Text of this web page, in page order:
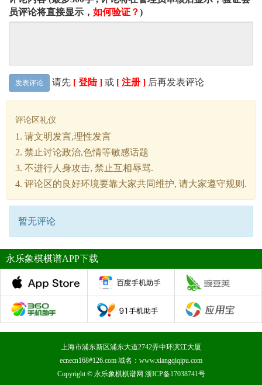
员评论将直接显示， 如何验证？)
发表评论 请先 [ 登陆 ] 或 [ 注册 ] 后再发表评论
评论区礼仪
1. 请文明发言,理性发言
2. 禁止讨论政治,色情等敏感话题
3. 不进行人身攻击, 禁止互相辱骂.
4. 评论区的良好环境要靠大家共同维护, 请大家遵守规则.
暂无评论
永乐象棋棋谱APP下载
上海市浦东新区浦东大道2742弄中环滨江大厦
ecnecn168#126.com 域名：www.xiangqiqipu.com
Copyright © 永乐象棋棋谱网 浙ICP备17038741号